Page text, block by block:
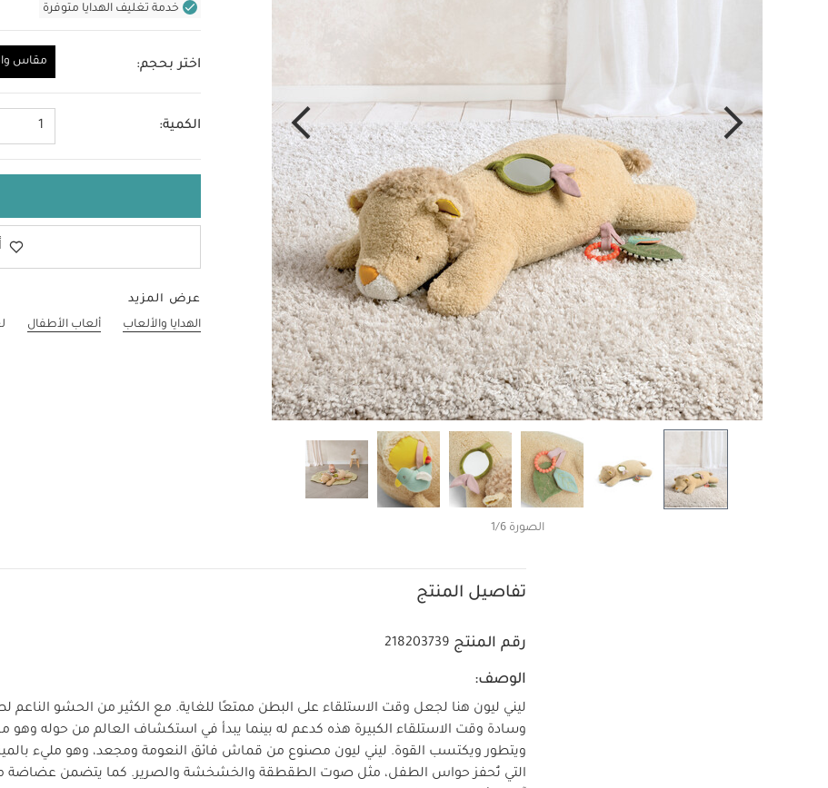
الصورة 1/6
خدمة تغليف الهدايا متوفرة
اختر بحجم: مقاس
الكمية: 1
عرض المزيد
الهدايا والألعاب
ألعاب الأطفال
تفاصيل المنتج
رقم المنتج 218203739
الوصف:
ليني ليون هنا لجعل وقت الاستلقاء على البطن ممتعًا للغاية. مع الكثير من الحشو الناعم
وسادة وقت الاستلقاء الكبيرة هذه كدعم له بينما يبدأ في استكشاف العالم من حوله وهو
ويتطور ويكتسب القوة. ليني ليون مصنوع من قماش فائق النعومة ومجعد، وهو مليء
التي تُحفز حواس الطفل، مثل صوت الطقطقة والخشخشة والصرير. كما يتضمن عضاضة